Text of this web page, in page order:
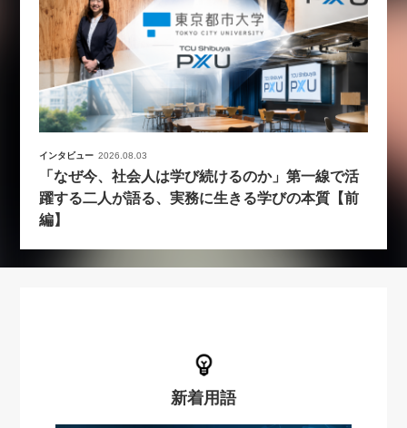
インタビュー 2026.08.03
「なぜ今、社会人は学び続けるのか」第一線で活
躍する二人が語る、実務に生きる学びの本質【前
編】
新着用語